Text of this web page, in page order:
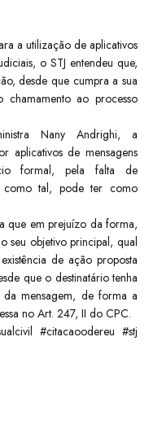
a utilização de aplicativos
o STJ entendeu que,
desde que cumpra a sua
ao processo
Nany Andrighi, a
aplicativos de mensagens
formal, pela falta de
como tal, pode ter como
que em prejuízo da forma,
seu objetivo principal, qual
de ação proposta
que o destinatário tenha
mensagem, de forma a
no Art. 247, II do CPC.
#citacaoodereu #stj